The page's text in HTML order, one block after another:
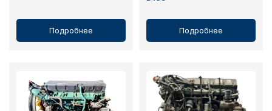
Подробнее Подробнее